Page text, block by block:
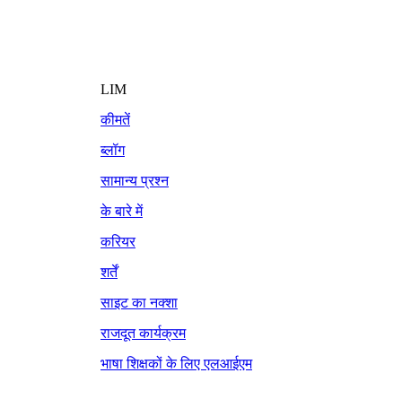
LIM
कीमतें
ब्लॉग
सामान्य प्रश्न
के बारे में
करियर
शर्तें
साइट का नक्शा
राजदूत कार्यक्रम
भाषा शिक्षकों के लिए एलआईएम